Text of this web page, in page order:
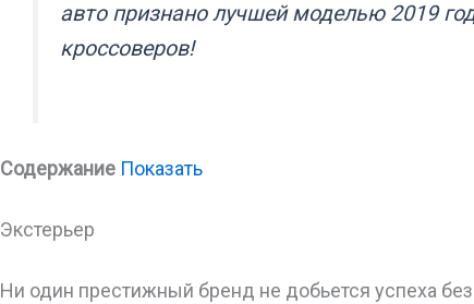
авто признано лучшей моделью 2019
кроссоверов!
Содержание Показать
Экстерьер
Ни один престижный бренд не добьется успеха